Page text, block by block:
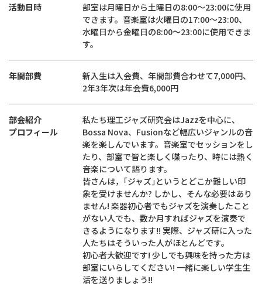
活動日時
部室は月曜日から土曜日の8:00～23:00に使用
できます。音楽室は火曜日の17:00～23:00、
水曜日から金曜日の8:00～23:00に使用できま
す。
年間部費
新入生は入会費、年間部費合わせて7,000円、
2年3年次は年会費6,000円
部会紹介
プロフィール
私たち理工ジャズ研究会はJazzを中心に、
Bossa Nova、Fusionなど幅広いジャンルの音
楽を楽しんでいます。音楽室でセッションをし
たり、部室で皆と楽しく喋ったり、時には熱く
音楽について語ります。
皆さんは，｢ジャズ｣というとどこか難しい印
象を受けませんか? しかし、そんな必要はあり
ません! 楽器初心者でもジャズを演奏したこと
がない人でも、数か月すればジャズを演奏で
きるようになります!! 実際、ジャズ研に入った
人たちはそういった人がほとんどです。
初心者大歓迎です! 少しでも興味を持った方は
部室にいらしてください! 一緒に楽しい学生生
活を送りましょう!!